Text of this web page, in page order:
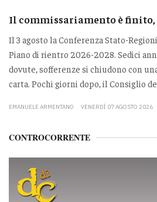
Il commissariamento è finito,
Il 3 agosto la Conferenza Stato-
Piano di rientro 2026-2028. Sedici
dovute, sofferenze si chiudono con
carta. Pochi giorni dopo, il Consiglio
EMANUELE ARMENTANO VENERDÌ 07 AGOSTO 2026
CONTROCORRENTE